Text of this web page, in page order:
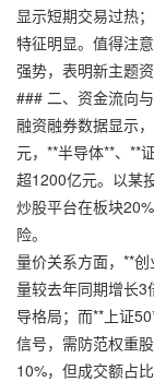
显示短期交易过热
特征明显。值得注
强势，表明新主题
### 二、资金流向
融资融券数据显示
元，**半导体**、**
超1200亿元。以某
炒股平台在板块
险。
量价关系方面，**
量较去年同期增长3
导格局；而**上证
信号，需防范权重
10%，但成交额占